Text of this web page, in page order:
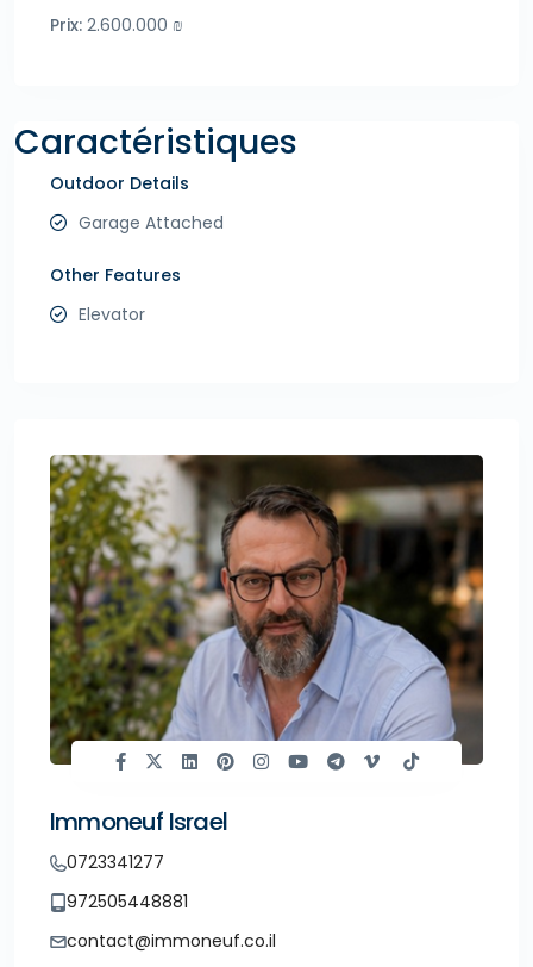
Prix: 2.600.000 ₪
Caractéristiques
Outdoor Details
Garage Attached
Other Features
Elevator
Immoneuf Israel
0723341277
972505448881
contact@immoneuf.co.il